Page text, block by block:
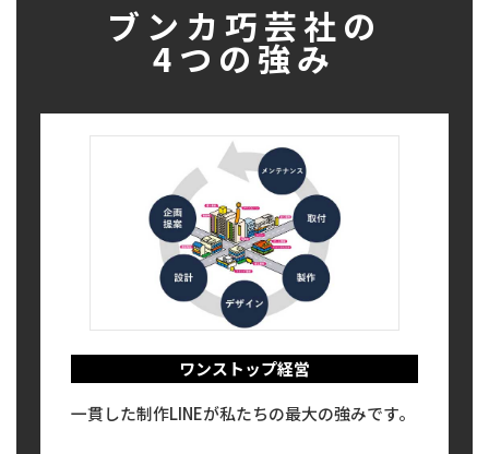
ブンカ巧芸社の
4つの強み
ワンストップ経営
一貫した制作LINEが私たちの最大の強みです。